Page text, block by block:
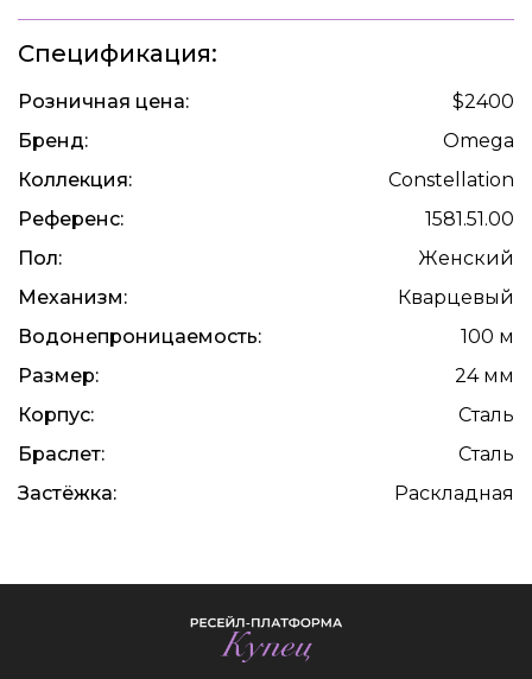
Спецификация:
Розничная цена:
$2400
Бренд:
Omega
Коллекция:
Constellation
Референс:
1581.51.00
Пол:
Женский
Механизм:
Кварцевый
Водонепроницаемость:
100 м
Размер:
24 мм
Корпус:
Сталь
Браслет:
Сталь
Застёжка:
Раскладная